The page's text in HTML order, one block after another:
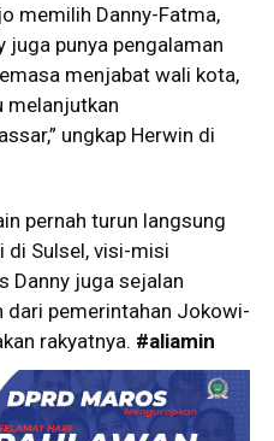
memilih Danny-Fatma,
juga punya pengalaman
menjabat wali kota,
melanjutkan
ungkap Herwin di
pernah turun langsung
di Sulsel, visi-misi
Danny juga sejalan
dari pemerintahan Jokowi-
rakyatnya. #aliamin